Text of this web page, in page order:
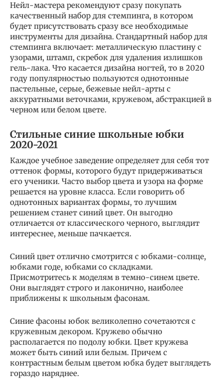
Нейл-мастера рекомендуют сразу покупать
качественный набор для стемпинга, в котором
будет присутствовать сразу все необходимые
инструменты для дизайна. Стандартный набор для
стемпинга включает: металлическую пластину с
узорами, штамп, скребок для удаления излишков
гель-лака. Что касается дизайна ногтей, то в 2020
году популярностью пользуются однотонные
пастельные, серые, бежевые нейл-арты с
аккуратными веточками, кружевом, абстракцией в
черном или белом цвете.
Стильные синие школьные юбки
2020-2021
Каждое учебное заведение определяет для себя тот
оттенок формы, которого будут придерживаться
его ученики. Часто выбор цвета и узора на форме
решается на уровне класса. Если говорить об
однотонных вариантах формы, то лучшим
решением станет синий цвет. Он выгодно
отличается от классического черного, выглядит
интереснее, меньше пачкается.
Синий цвет отлично смотрится с юбками-солнце,
юбками годе, юбками со складками.
Присмотритесь к моделям в темно-синем цвете.
Они выглядят строго и лаконично, наиболее
приближены к школьным фасонам.
Синие фасоны юбок великолепно сочетаются с
кружевным декором. Кружево обычно
располагается по подолу юбки. Цвет кружева
может быть синий или белым. Причем с
контрастным белым цветом юбка будет выглядеть
гораздо наряднее.